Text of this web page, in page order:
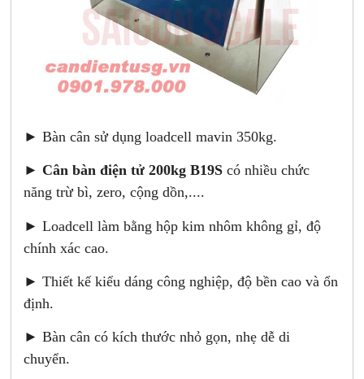
► Bàn cân sử dụng loadcell mavin 350kg.
► Cân bàn điện tử 200kg B19S có nhiều chức
năng trừ bì, zero, cộng dồn,....
► Loadcell làm bằng hộp kim nhôm không gỉ, độ
chính xác cao.
► Thiết kế kiểu dáng công nghiệp, độ bền cao và ổn
định.
► Bàn cân có kích thước nhỏ gọn, nhẹ dễ di
chuyển.